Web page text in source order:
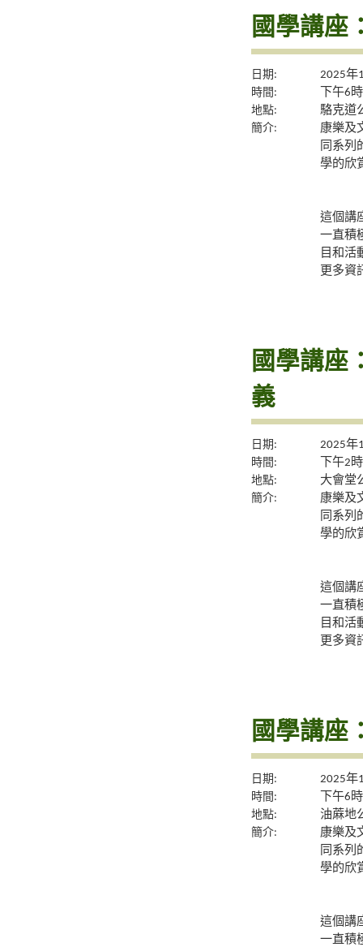
國學講座
日期:
2025年
時間:
下午6
地點:
駱克道
簡介:
康樂及
同系列
學的欣
這個講
一直積
目和活
更多資
國學講座
義
日期:
2025年
時間:
下午2
地點:
大會堂
簡介:
康樂及
同系列
學的欣
這個講
一直積
目和活
更多資
國學講座
日期:
2025年
時間:
下午6
地點:
油蔴地
簡介:
康樂及
同系列
學的欣
這個講
一直積